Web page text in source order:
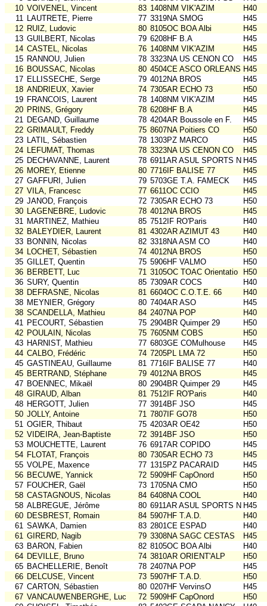
10 VOIVENEL, Vincent 83 1408NM VIK'AZIM
H40
11 LAUTRETE, Pierre 77 3319NA SMOG
H45
12 RUIZ, Ludovic 80 8105OC BOA Albi
H45
13 GUILBERT, Nicolas 79 6208HF B.A
H45
14 CASTEL, Nicolas 76 1408NM VIK'AZIM
H45
15 RANNOU, Julien 78 3323NA US CENON CO
H45
16 BOUSSAC, Nicolas 80 4504CE ASCO ORLEANS H45
17 ELLISSECHE, Serge 79 4012NA BROS
H45
18 ANDRIEUX, Xavier 74 7305AR ECHO 73
H50
19 FRANCOIS, Laurent 78 1408NM VIK'AZIM
H45
20 PRINS, Grégory 78 6208HF B.A
H45
21 DEGAND, Guillaume 78 4204AR Boussole en F.
H45
22 GRIMAULT, Freddy 75 8607NA Poitiers CO
H50
23 LATIL, Sébastien 78 1303PZ MARCO
H45
24 LEFUMAT, Thomas 78 3323NA US CENON CO
H45
25 DECHAVANNE, Laurent 78 6911AR ASUL SPORTS NATH45
26 MOREY, Etienne 80 7716IF BALISE 77
H45
27 GAFFURI, Julien 79 5703GE T.A. FAMECK
H45
27 VILA, Francesc 77 6611OC CCIO
H45
29 JANOD, François 72 7305AR ECHO 73
H50
30 LAGENEBRE, Ludovic 78 4012NA BROS
H45
31 MARTINEZ, Mathieu 85 7512IF RO'Paris
H40
32 BALEYDIER, Laurent 81 4302AR AZIMUT 43
H40
33 BONNIN, Nicolas 82 3318NA ASM CO
H40
34 LOCHET, Sébastien 74 4012NA BROS
H50
35 GILLET, Quentin 75 5906HF VALMO
H50
36 BERBETT, Luc 71 3105OC TOAC Orientatio
H50
36 SURY, Quentin 85 7309AR COCS
H40
38 DEFRASNE, Nicolas 81 6604OC C.O.T.E. 66
H40
38 MEYNIER, Grégory 80 7404AR ASO
H45
38 SCANDELLA, Mathieu 84 2407NA POP
H40
41 PECOURT, Sébastien 75 2904BR Quimper 29
H50
42 POULAIN, Nicolas 75 7605NM COBS
H50
43 HARNIST, Mathieu 77 6803GE COMulhouse
H45
44 CALBO, Frédéric 74 7205PL LMA 72
H50
45 GASTINEAU, Guillaume 81 7716IF BALISE 77
H40
45 BERTRAND, Stéphane 79 4012NA BROS
H45
47 BOENNEC, Mikaël 80 2904BR Quimper 29
H45
48 GIRAUD, Alban 81 7512IF RO'Paris
H40
48 HERGOTT, Julien 77 3914BF JSO
H45
50 JOLLY, Antoine 71 7807IF GO78
H50
51 OGIER, Thibaut 75 4203AR OE42
H50
52 VIDEIRA, Jean-Baptiste 72 3914BF JSO
H50
53 MOUCHETTE, Laurent 76 6917AR COPIDO
H45
54 FLOTAT, François 80 7305AR ECHO 73
H45
55 VOLPE, Maxence 77 1315PZ PACARAID
H45
56 BECUWE, Yannick 72 5909HF CapOnord
H50
57 FOUCHER, Gaël 73 1705NA CMO
H50
58 CASTAGNOUS, Nicolas 84 6408NA COOL
H40
58 ALBREGUE, Jérôme 80 6911AR ASUL SPORTS NATH45
60 DESBREST, Romain 84 5907HF T.A.D.
H40
61 SAWKA, Damien 83 2801CE ESPAD
H40
61 GIRERD, Nagib 79 3308NA SAGC CESTAS
H45
63 BARON, Fabien 82 8105OC BOA Albi
H40
64 DEVILLE, Bruno 74 3810AR ORIENT'ALP
H50
65 BACHELLERIE, Benoît 78 2407NA POP
H45
66 DELCUSE, Vincent 73 5907HF T.A.D.
H50
67 CARTON, Sébastien 80 0207HF VervinsO
H45
67 VANCAUWENBERGHE, Luc 72 5909HF CapOnord
H50